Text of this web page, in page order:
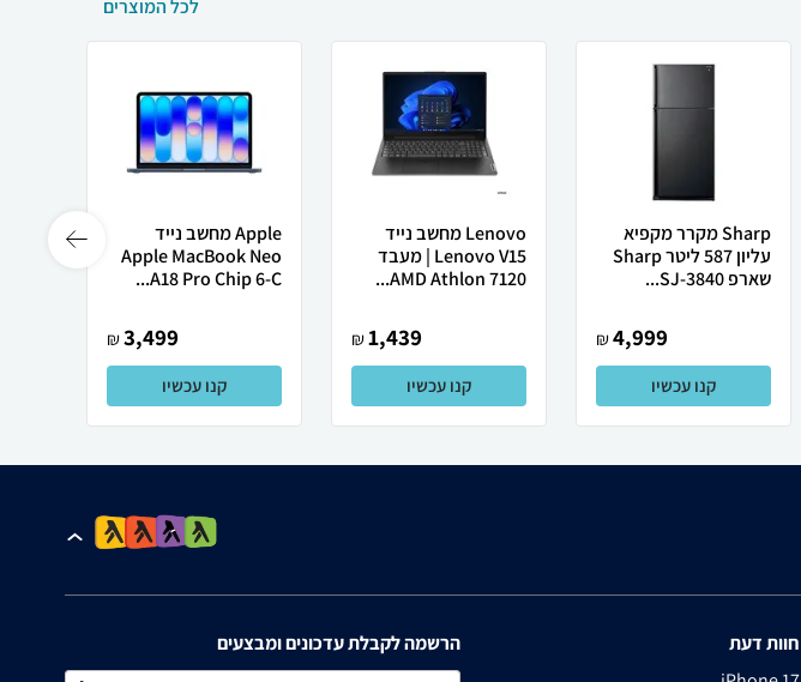
לכל המוצרים
Sharp מקרר מקפיא
עליון 587 ליטר Sharp
שארפ SJ-3840...
4,999
₪
קנו עכשיו
Lenovo מחשב נייד
Lenovo V15 | מעבד
AMD Athlon 7120...
1,439
₪
קנו עכשיו
Apple מחשב נייד
Apple MacBook Neo
A18 Pro Chip 6-C...
3,499
₪
קנו עכשיו
חוות דעת
הרשמה לקבלת עדכונים ומבצעים